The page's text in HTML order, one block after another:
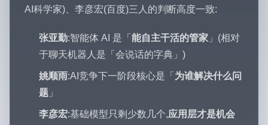
AI科学家)、李彦宏(百度)三人的判断高度一致:
张亚勤:智能体 AI 是「 能自主干活的管家 」(相对
于聊天机器人是「会说话的字典」)
姚顺雨:AI竞争下一阶段核心是「 为谁解决什么问
题 」
李彦宏:基础模型只剩少数几个,应用层才是机会